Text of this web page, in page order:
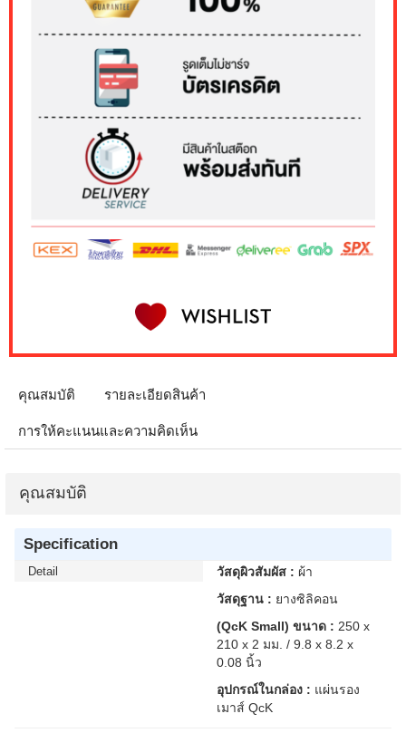
คุณสมบัติ รายละเอียดสินค้า
การให้คะแนนและความคิดเห็น
คุณสมบัติ
Specification
Detail วัสดุผิวสัมผัส : ผ้า
วัสดุฐาน : ยางซิลิคอน
(QcK Small) ขนาด : 250 x
210 x 2 มม. / 9.8 x 8.2 x
0.08 นิ้ว
อุปกรณ์ในกล่อง : แผ่นรอง
เมาส์ QcK